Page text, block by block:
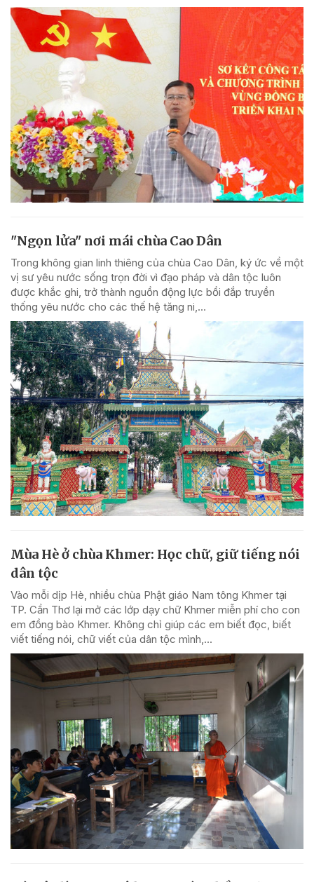
"Ngọn lửa" nơi mái chùa Cao Dân
Trong không gian linh thiêng của chùa Cao Dân, ký ức về một
vị sư yêu nước sống trọn đời vì đạo pháp và dân tộc luôn
được khắc ghi, trở thành nguồn động lực bồi đắp truyền
thống yêu nước cho các thế hệ tăng ni,...
Mùa Hè ở chùa Khmer: Học chữ, giữ tiếng nói
dân tộc
Vào mỗi dịp Hè, nhiều chùa Phật giáo Nam tông Khmer tại
TP. Cần Thơ lại mở các lớp dạy chữ Khmer miễn phí cho con
em đồng bào Khmer. Không chỉ giúp các em biết đọc, biết
viết tiếng nói, chữ viết của dân tộc mình,...